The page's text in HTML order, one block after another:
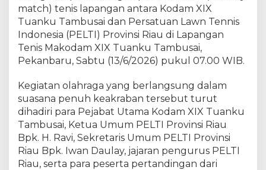
T
I
R
i
a
G
e
a
r
F
r
i
match) tenis lapangan antara Kodam XIX
Tuanku Tambusai dan Persatuan Lawn Tennis
Indonesia (PELTI) Provinsi Riau di Lapangan
Tenis Makodam XIX Tuanku Tambusai,
Pekanbaru, Sabtu (13/6/2026) pukul 07.00 WIB.
Kegiatan olahraga yang berlangsung dalam
suasana penuh keakraban tersebut turut
dihadiri para Pejabat Utama Kodam XIX Tuanku
Tambusai, Ketua Umum PELTI Provinsi Riau
Bpk. H. Ravi, Sekretaris Umum PELTI Provinsi
Riau Bpk. Iwan Daulay, jajaran pengurus PELTI
Riau, serta para peserta pertandingan dari